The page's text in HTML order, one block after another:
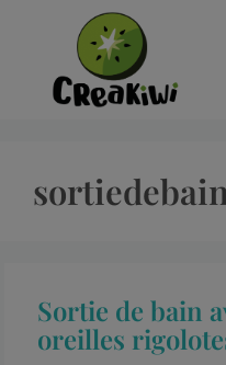
Sortie de bain
oreilles